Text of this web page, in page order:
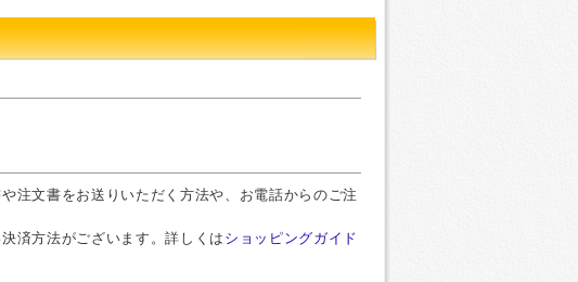
注文書をお送りいただく方法や、お電話からのご注
済方法がございます。詳しくはショッピングガイド